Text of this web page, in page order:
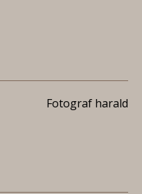
Fotograf harald